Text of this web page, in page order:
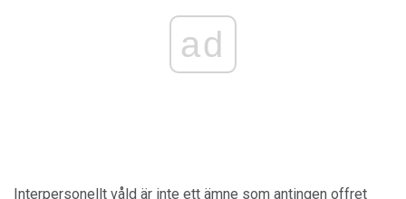
ad
Interpersonellt våld är inte ett ämne som antingen offret